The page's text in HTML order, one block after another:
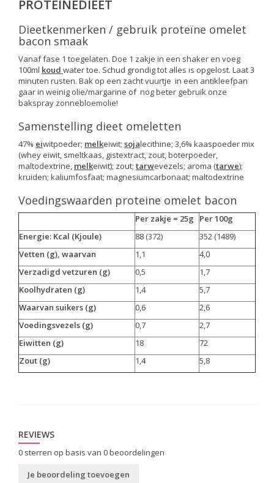
PROTEINEDIEET
Dieetkenmerken / gebruik proteïne omelet
bacon smaak
Vanaf fase 1 toegelaten. Doe 1 zakje in een shaker en voeg
100ml koud water toe. Schud grondig tot alles is opgelost. Laat 3
minuten rusten. Bak op een zacht vuurtje in een antikleefpan
gaar in weinig olie/margarine of nog beter gebruik onze
bakspray zonnebloemolie!
Samenstelling dieet omeletten
47% eiwitpoeder; melkeiwit; sojalecithine; 3,6% kaaspoeder mix
(whey eiwit, smeltkaas, gistextract, zout, boterpoeder,
maltodextrine, melkeiwit); zout; tarwevezels; aroma (tarwe);
kruiden; kaliumfosfaat; magnesiumcarbonaat; maltodextrine
Voedingswaarden proteine omelet bacon
Per zakje = 25g
Per 100g
Energie: Kcal (Kjoule)
88 (372)
352 (1489)
Vetten (g), waarvan
1,1
4,0
Verzadigd vetzuren (g)
0,5
1,7
Koolhydraten (g)
1,4
5,7
Waarvan suikers (g)
0,6
2,6
Voedingsvezels (g)
0,7
2,7
Eiwitten (g)
18
72
Zout (g)
1,4 5,8
REVIEWS
0 sterren op basis van 0beoordelingen
Je beoordeling toevoegen